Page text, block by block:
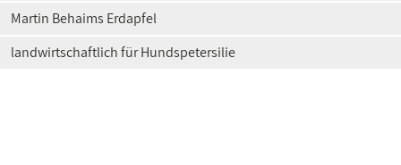
Martin Behaims Erdapfel
landwirtschaftlich für Hundspetersilie